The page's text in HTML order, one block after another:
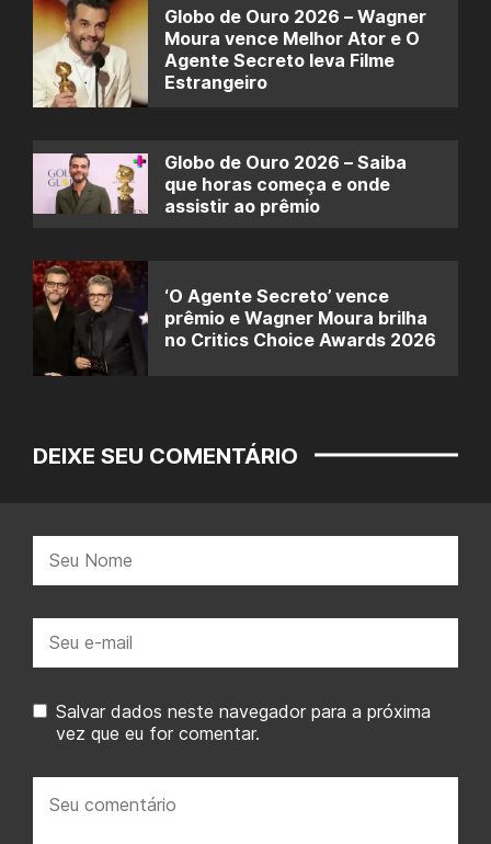
Globo de Ouro 2026 – Wagner
Moura vence Melhor Ator e O
Agente Secreto leva Filme
Estrangeiro
Globo de Ouro 2026 – Saiba
que horas começa e onde
assistir ao prêmio
‘O Agente Secreto’ vence
prêmio e Wagner Moura brilha
no Critics Choice Awards 2026
DEIXE SEU COMENTÁRIO
mail:
Salvar dados neste navegador para a próxima
vez que eu for comentar.
comentário: